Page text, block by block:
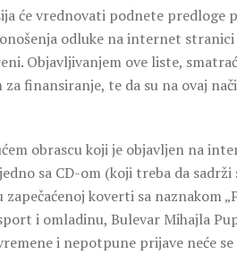
će vrednovati podnete predloge
odluke na internet stranici
Objavljivanjem ove liste,
finansiranje, te da su na ovaj
obrascu koji je objavljen na
sa CD-om (koji treba da sadrži
koverti sa naznakom
i omladinu, Bulevar Mihajla
i nepotpune prijave neće